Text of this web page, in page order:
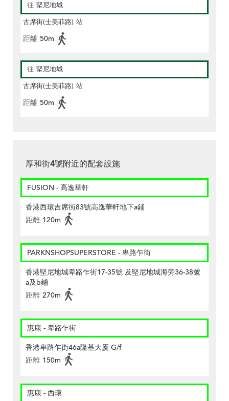
往 堅尼地城
古席街(士美菲路) 站
距離 50m
往 堅尼地城
古席街(士美菲路) 站
距離 50m
厚和街4號附近的配套設施
FUSION - 高逸華軒
香港西環吉席街83號高逸華軒地下a鋪
距離 120m
PARKNSHOPSUPERSTORE - 卑路乍街
香港堅尼地城卑路乍街17-35號 及堅尼地城海旁36-38號
a及b鋪
距離 270m
惠康 - 卑路乍街
香港卑路乍街46a隆基大厦 G/f
距離 150m
惠康 - 西環